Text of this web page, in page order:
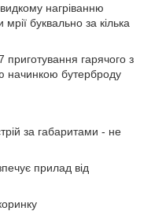
нагріванню
буквально за кілька
гарячого з
начинкою бутерброду
за габаритами - не
прилад від